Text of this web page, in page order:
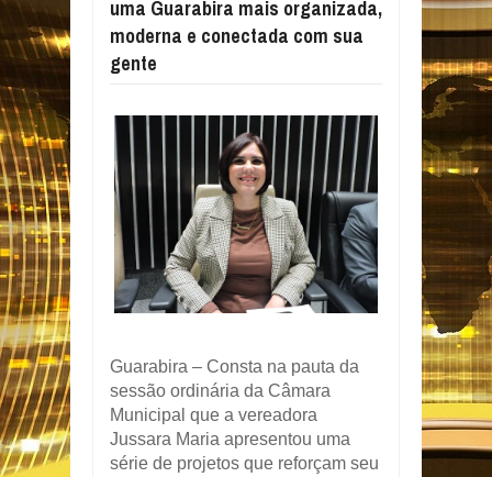
uma Guarabira mais organizada,
moderna e conectada com sua
gente
Guarabira – Consta na pauta da
sessão ordinária da Câmara
Municipal que a vereadora
Jussara Maria apresentou uma
série de projetos que reforçam seu